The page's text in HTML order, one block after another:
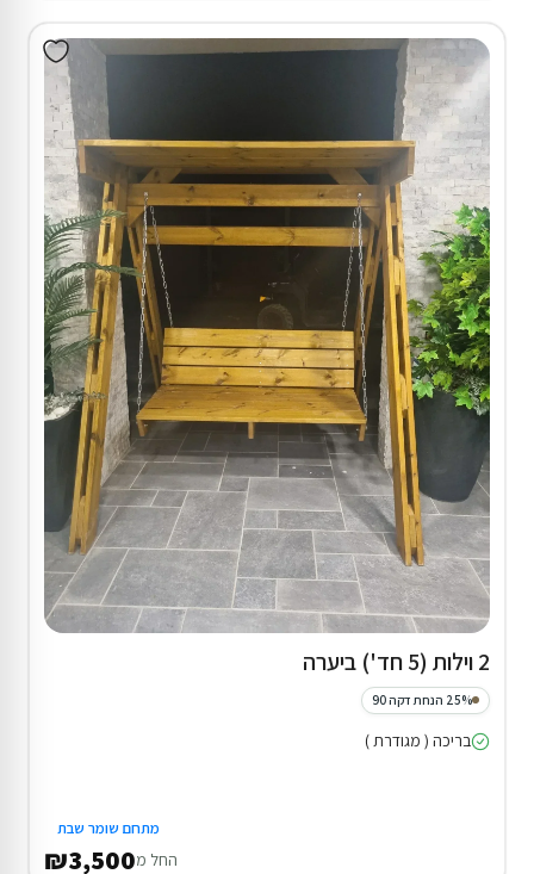
2 וילות (5 חד') ביערה
25% הנחת דקה 90
בריכה ( מגודרת )
מתחם שומר שבת
החל מ₪3,500